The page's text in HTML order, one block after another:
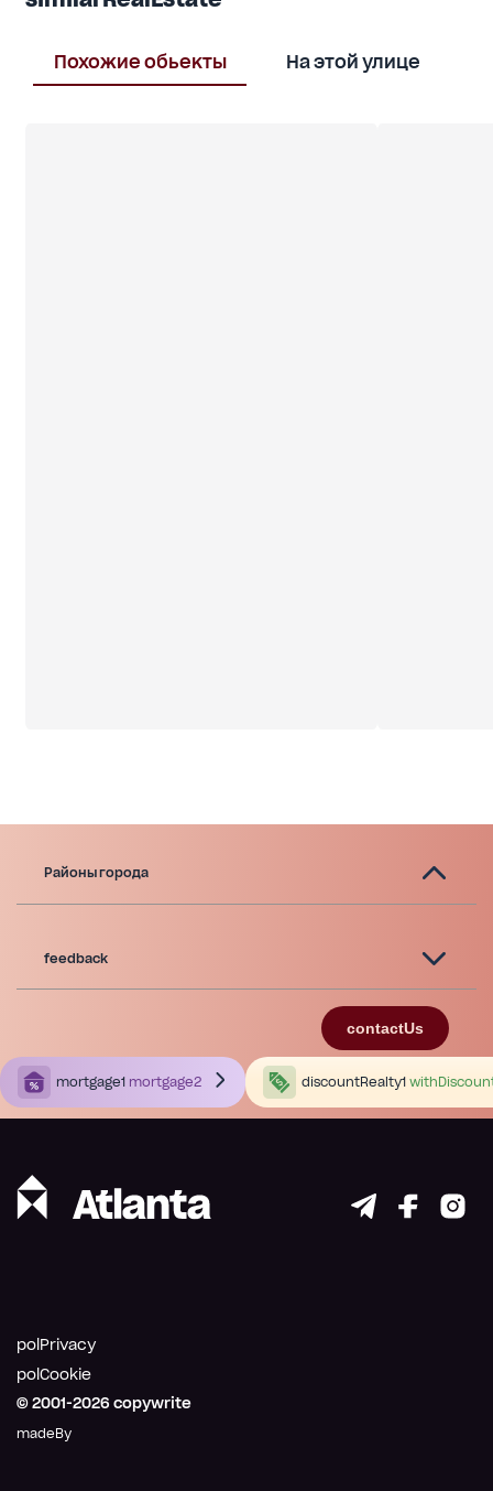
Похожие обьекты На этой улице
Районы города
feedback
contactUs
mortgage1 mortgage2 discountRealty1
© 2001-2026 copywrite
madeBy
polPrivacy
polCookie